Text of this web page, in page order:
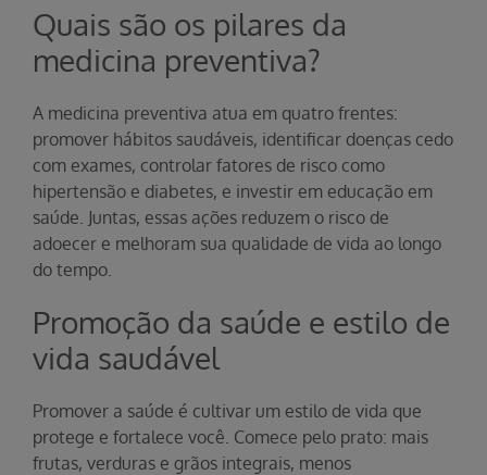
Quais são os pilares da
medicina preventiva?
A medicina preventiva atua em quatro frentes:
promover hábitos saudáveis, identificar doenças cedo
com exames, controlar fatores de risco como
hipertensão e diabetes, e investir em educação em
saúde. Juntas, essas ações reduzem o risco de
adoecer e melhoram sua qualidade de vida ao longo
do tempo.
Promoção da saúde e estilo de
vida saudável
Promover a saúde é cultivar um estilo de vida que
protege e fortalece você. Comece pelo prato: mais
frutas, verduras e grãos integrais, menos